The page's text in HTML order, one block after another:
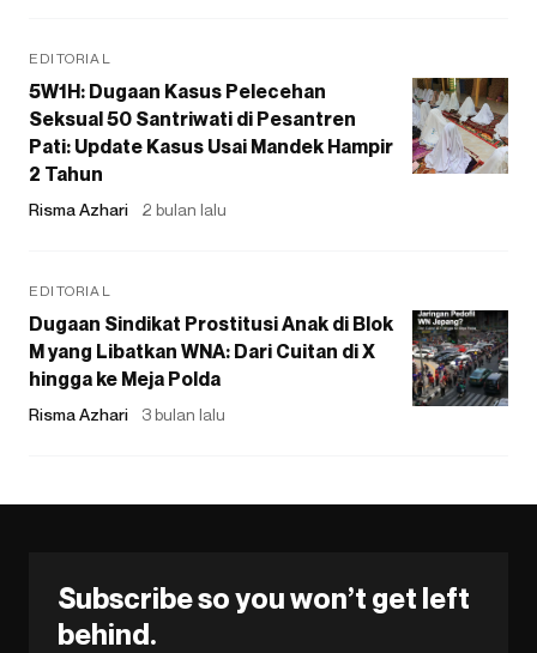
EDITORIAL
5W1H: Dugaan Kasus Pelecehan
Seksual 50 Santriwati di Pesantren
Pati: Update Kasus Usai Mandek Hampir
2 Tahun
Risma Azhari 2 bulan lalu
EDITORIAL
Dugaan Sindikat Prostitusi Anak di Blok
M yang Libatkan WNA: Dari Cuitan di X
hingga ke Meja Polda
Risma Azhari 3 bulan lalu
Subscribe so you won’t get left
behind.